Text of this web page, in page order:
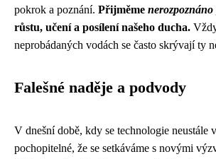
pokrok a poznání. Přijměme nerozpoznáno
růstu, učení a posílení našeho ducha.
neprobádaných vodách se často skrývají ty
Falešné naděje a podvody
V dnešní době, kdy se technologie neustále
pochopitelné, že se setkáváme s novými